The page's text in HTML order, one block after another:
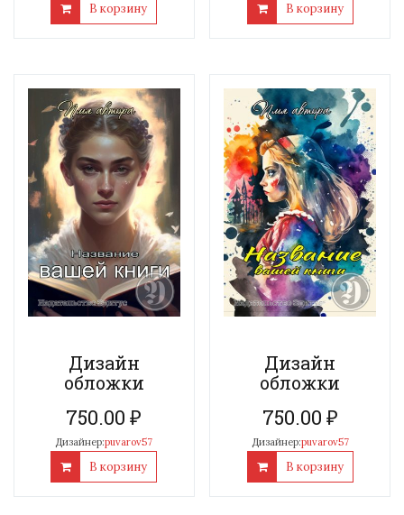
В корзину В корзину
Дизайн
обложки
750.00₽
Дизайнер:puvarov57
В корзину
Дизайн
обложки
750.00 ₽
Дизайнер:puvarov57
В корзину